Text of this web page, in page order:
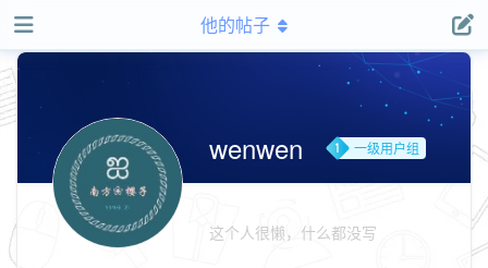
他的帖子
wenwen 一级用户组
这个人很懒，什么都没写